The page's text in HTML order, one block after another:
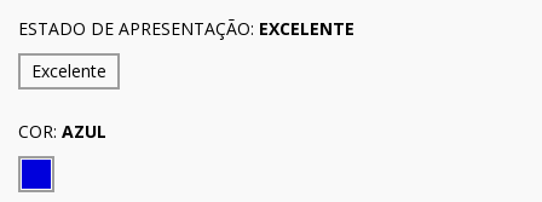
ESTADO DE APRESENTAÇÃO: EXCELENTE
Excelente
COR: AZUL